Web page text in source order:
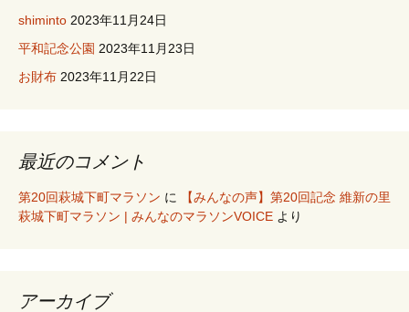
shiminto 2023年11月24日
平和記念公園 2023年11月23日
お財布 2023年11月22日
最近のコメント
第20回萩城下町マラソン に
【みんなの声】第20回記念 維新の里
萩城下町マラソン | みんなのマラソンVOICE より
アーカイブ